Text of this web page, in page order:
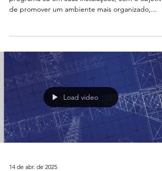
de promover um ambiente mais organizado,...
Load video
14 de abr. de 2025